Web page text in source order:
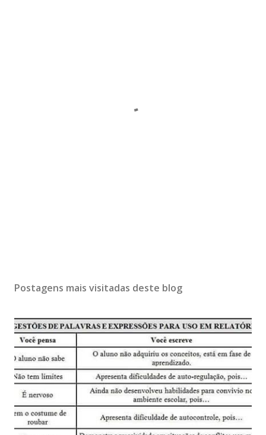
Postagens mais visitadas deste blog